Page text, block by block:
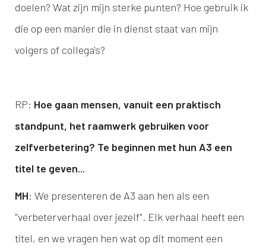
doelen? Wat zijn mijn sterke punten? Hoe gebruik ik
die op een manier die in dienst staat van mijn
volgers of collega's?
RP: Hoe gaan mensen, vanuit een praktisch
standpunt, het raamwerk gebruiken voor
zelfverbetering? Te beginnen met hun A3 een
titel te geven...
MH: We presenteren de A3 aan hen als een
"verbeterverhaal over jezelf". Elk verhaal heeft een
titel, en we vragen hen wat op dit moment een